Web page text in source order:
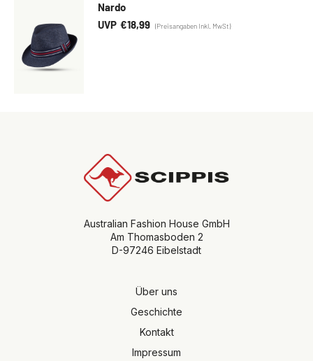
Nardo
€18,99
Australian Fashion House GmbH
Am Thomasboden 2
D-97246 Eibelstadt
Über uns
Geschichte
Kontakt
Impressum